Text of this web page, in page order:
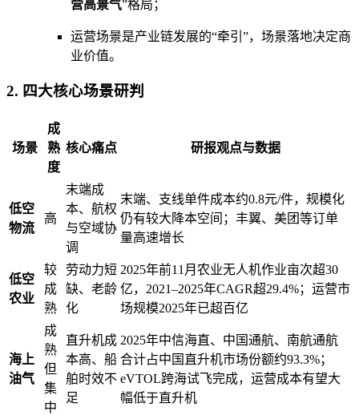
营高景气”格局；
运营场景是产业链发展的“牵引”，场景落地决定商
业价值。
2. 四大核心场景研判
场景
成
熟
度
核心痛点 研报观点与数据
低空
物流
高
末端成
本、航权
与空域协
调
末端、支线单件成本约0.8元/件，规模化
仍有较大降本空间；丰翼、美团等订单
量高速增长
低空
农业
较
成
熟
劳动力短
缺、老龄
化
2025年前11月农业无人机作业亩次超30
亿，2021–2025年CAGR超29.4%；运营市
场规模2025年已超百亿
海上
油气
成
熟
但
集
中
直升机成
本高、船
舶时效不
足
2025年中信海直、中国通航、南航通航
合计占中国直升机市场份额约93.3%；
eVTOL跨海试飞完成，运营成本有望大
幅低于直升机